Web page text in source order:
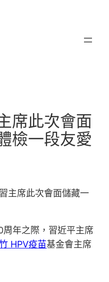
席此次會面
檢一段友愛
主席此次會面儲藏一
年之際，習近平主席
HPV疫苗基金會主席